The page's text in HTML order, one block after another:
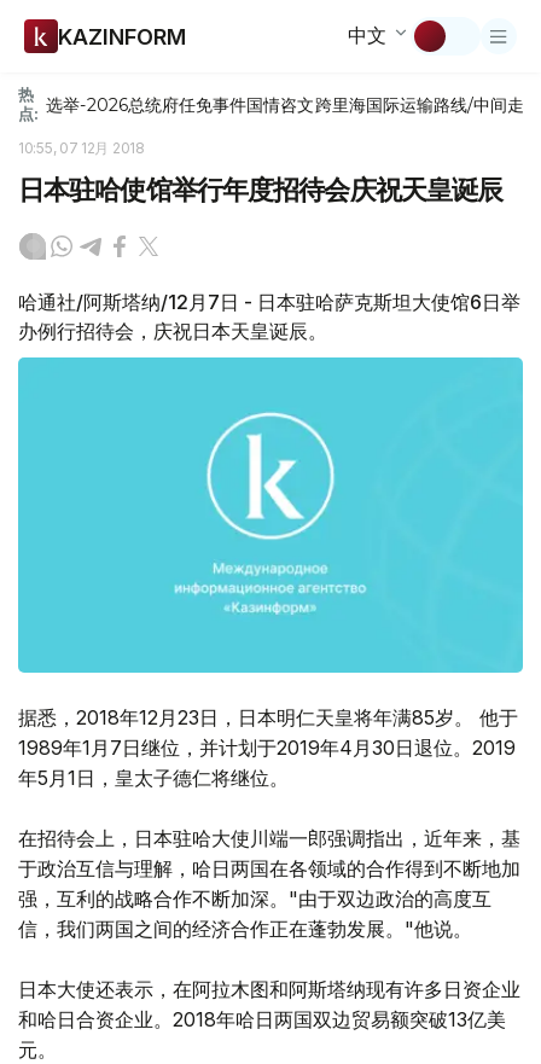
KAZINFORM 中文
热
点: 选举-2026总统府任免事件国情咨文跨里海国际运输路线/中间走廊
10:55, 07 12月 2018
日本驻哈使馆举行年度招待会庆祝天皇诞辰
哈通社/阿斯塔纳/12月7日 - 日本驻哈萨克斯坦大使馆6日举
办例行招待会，庆祝日本天皇诞辰。
据悉，2018年12月23日，日本明仁天皇将年满85岁。 他于
1989年1月7日继位，并计划于2019年4月30日退位。2019
年5月1日，皇太子德仁将继位。
在招待会上，日本驻哈大使川端一郎强调指出，近年来，基
于政治互信与理解，哈日两国在各领域的合作得到不断地加
强，互利的战略合作不断加深。"由于双边政治的高度互
信，我们两国之间的经济合作正在蓬勃发展。"他说。
日本大使还表示，在阿拉木图和阿斯塔纳现有许多日资企业
和哈日合资企业。2018年哈日两国双边贸易额突破13亿美
元。